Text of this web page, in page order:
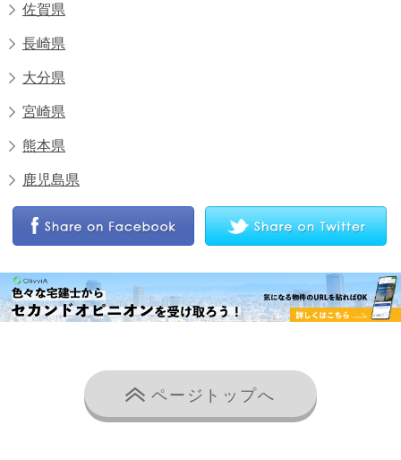
佐賀県
長崎県
大分県
宮崎県
熊本県
鹿児島県
ページトップへ